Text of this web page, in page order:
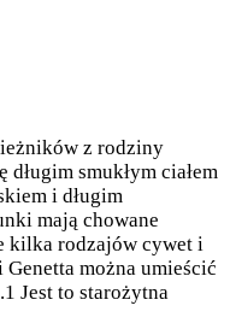
z rodziny
smukłym ciałem
i długim
mają chowane
kilka rodzajów cywet i
można umieścić
Jest to starożytna